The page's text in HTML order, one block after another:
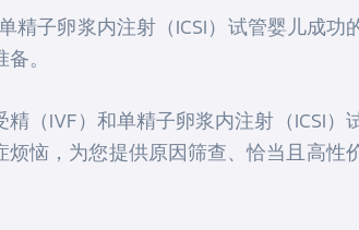
精子卵浆内注射（ICSI）试管婴儿成
。
精（IVF）和单精子卵浆内注射（ICSI
恼，为您提供原因筛查、恰当且高